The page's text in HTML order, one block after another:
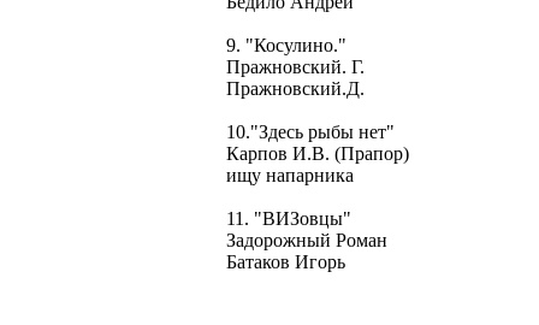
9. "Косулино."
Пражновский. Г.
Пражновский.Д.
10."Здесь рыбы нет"
Карпов И.В. (Прапор)
ищу напарника
11. "ВИЗовцы"
Задорожный Роман
Батаков Игорь